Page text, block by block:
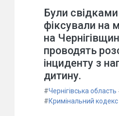
Були
фіксували на
на
проводять
інциденту з
дитину.
#Чернігівська область
#Кримінальний кодекс